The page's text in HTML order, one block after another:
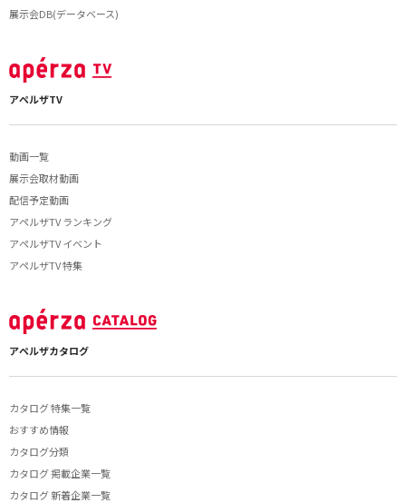
展示会DB(データベース)
アペルザTV
動画一覧
展示会取材動画
配信予定動画
アペルザTV ランキング
アペルザTV イベント
アペルザTV 特集
アペルザカタログ
カタログ 特集一覧
おすすめ情報
カタログ分類
カタログ 掲載企業一覧
カタログ 新着企業一覧